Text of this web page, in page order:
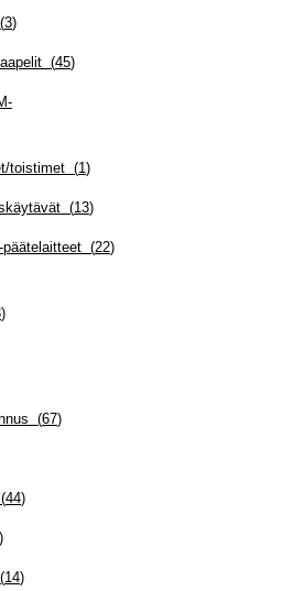
(3)
(45)
toistimet (1)
(13)
(22)
)
(67)
(44)
)
(14)